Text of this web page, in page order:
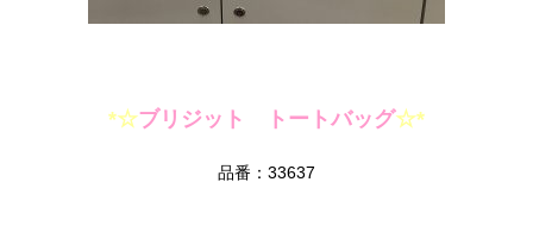
*☆ブリジット トートバッグ☆*
品番：33637